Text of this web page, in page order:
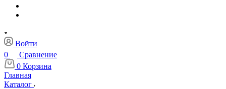
Войти
0
Сравнение
0 Корзина
Главная
Каталог